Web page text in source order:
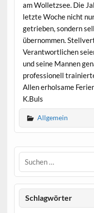
am Wolletzsee. Die
letzte Woche nicht
getrieben, sondern
übernommen.
Verantwortlichen
und seine Mannen
professionell
Allen erholsame
K.Buls
Allgemein
Schlagwörter